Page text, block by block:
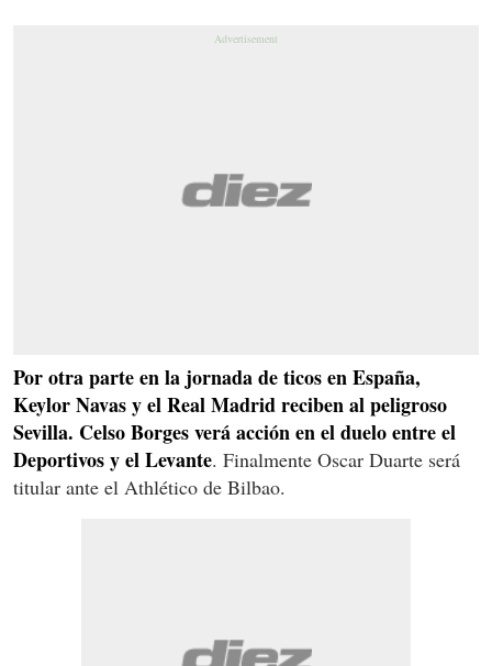
Por otra parte en la jornada de ticos en España,
Keylor Navas y el Real Madrid reciben al peligroso
Sevilla. Celso Borges verá acción en el duelo entre el
Deportivos y el Levante. Finalmente Oscar Duarte será
titular ante el Athlético de Bilbao.